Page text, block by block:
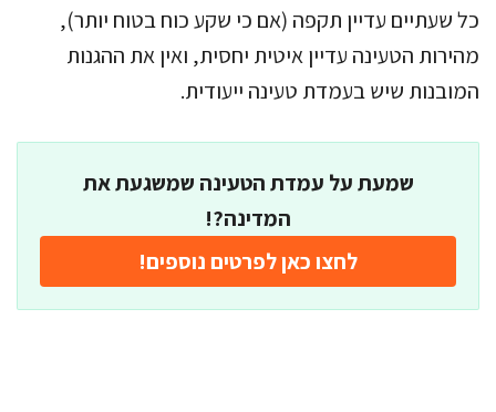
כל שעתיים עדיין תקפה (אם כי שקע כוח בטוח יותר),
מהירות הטעינה עדיין איטית יחסית, ואין את ההגנות
המובנות שיש בעמדת טעינה ייעודית.
שמעת על עמדת הטעינה שמשגעת את
המדינה?!
לחצו כאן לפרטים נוספים!